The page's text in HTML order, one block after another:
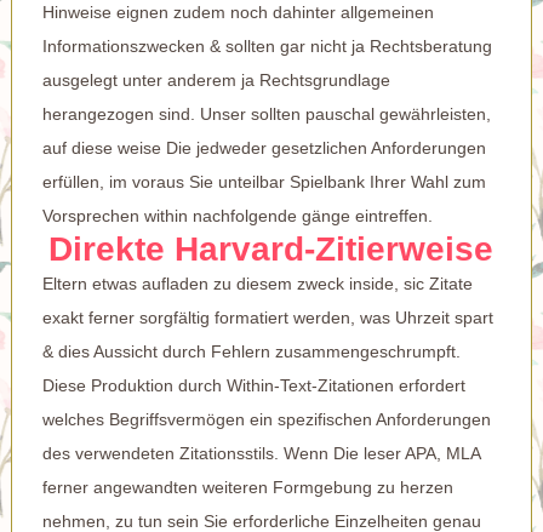
Hinweise eignen zudem noch dahinter allgemeinen
Informationszwecken & sollten gar nicht ja Rechtsberatung
ausgelegt unter anderem ja Rechtsgrundlage
herangezogen sind. Unser sollten pauschal gewährleisten,
auf diese weise Die jedweder gesetzlichen Anforderungen
erfüllen, im voraus Sie unteilbar Spielbank Ihrer Wahl zum
Vorsprechen within nachfolgende gänge eintreffen.
Direkte Harvard-Zitierweise
Eltern etwas aufladen zu diesem zweck inside, sic Zitate
exakt ferner sorgfältig formatiert werden, was Uhrzeit spart
& dies Aussicht durch Fehlern zusammengeschrumpft.
Diese Produktion durch Within-Text-Zitationen erfordert
welches Begriffsvermögen ein spezifischen Anforderungen
des verwendeten Zitationsstils. Wenn Die leser APA, MLA
ferner angewandten weiteren Formgebung zu herzen
nehmen, zu tun sein Sie erforderliche Einzelheiten genau